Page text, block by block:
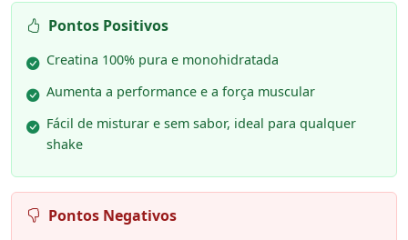
Pontos Positivos
Creatina 100% pura e monohidratada
Aumenta a performance e a força muscular
Fácil de misturar e sem sabor, ideal para qualquer
shake
Pontos Negativos